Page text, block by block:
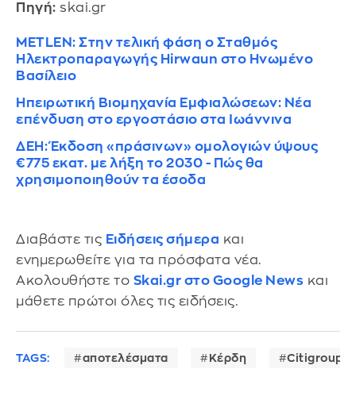
Πηγή: skai.gr
METLEN: Στην τελική φάση ο Σταθμός
Ηλεκτροπαραγωγής Hirwaun στο Ηνωμένο
Βασίλειο
Ηπειρωτική Βιομηχανία Εμφιαλώσεων: Νέα
επένδυση στο εργοστάσιο στα Ιωάννινα
ΔΕΗ: Έκδοση «πράσινων» ομολογιών ύψους
€775 εκατ. με λήξη το 2030 - Πώς θα
χρησιμοποιηθούν τα έσοδα
Διαβάστε τις Ειδήσεις σήμερα και
ενημερωθείτε για τα πρόσφατα νέα.
Ακολουθήστε το Skai.gr στο Google News και
μάθετε πρώτοι όλες τις ειδήσεις.
TAGS: αποτελέσματα Κέρδη Citigroup